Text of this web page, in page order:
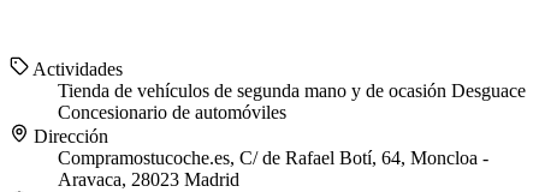
Actividades
Tienda de vehículos de segunda mano y de ocasión Desguace
Concesionario de automóviles
Dirección
Compramostucoche.es, C/ de Rafael Botí, 64, Moncloa -
Aravaca, 28023 Madrid